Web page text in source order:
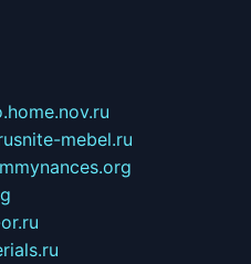
snite-mebel.ru
mynances.org